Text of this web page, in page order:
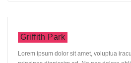
Griffith Park
Lorem ipsum dolor sit amet, voluptua